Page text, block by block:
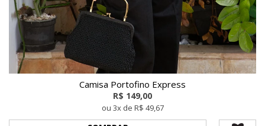
Camisa Portofino Express
R$ 149,00
ou 3x de R$ 49,67